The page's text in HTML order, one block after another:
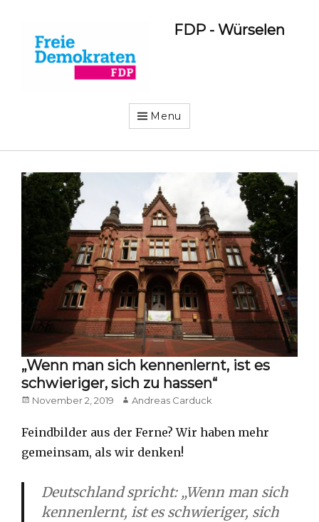
FDP - Würselen
Menu
„Wenn man sich kennenlernt, ist es
schwieriger, sich zu hassen“
Posted
November 2, 2019 Author
Andreas Carduck
Feindbilder aus der Ferne? Wir haben mehr
gemeinsam, als wir denken!
Deutschland spricht: „Wenn man sich
kennenlernt, ist es schwieriger, sich